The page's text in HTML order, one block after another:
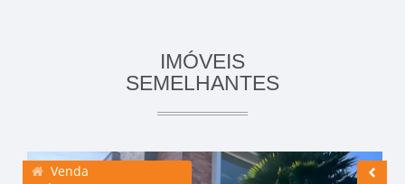
IMÓVEIS
SEMELHANTES
Venda